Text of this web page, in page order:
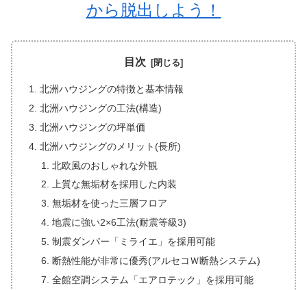
から脱出しよう！
目次
北洲ハウジングの特徴と基本情報
北洲ハウジングの工法(構造)
北洲ハウジングの坪単価
北洲ハウジングのメリット(長所)
北欧風のおしゃれな外観
上質な無垢材を採用した内装
無垢材を使った三層フロア
地震に強い2×6工法(耐震等級3)
制震ダンパー「ミライエ」を採用可能
断熱性能が非常に優秀(アルセコＷ断熱システム)
全館空調システム「エアロテック」を採用可能